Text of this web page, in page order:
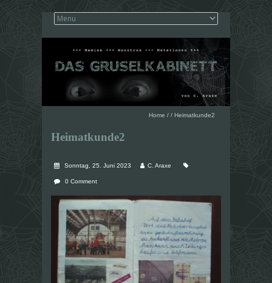
Home / / Heimatkunde2
Heimatkunde2
Sonntag, 25. Juni 2023 C. Araxe
0 Comment